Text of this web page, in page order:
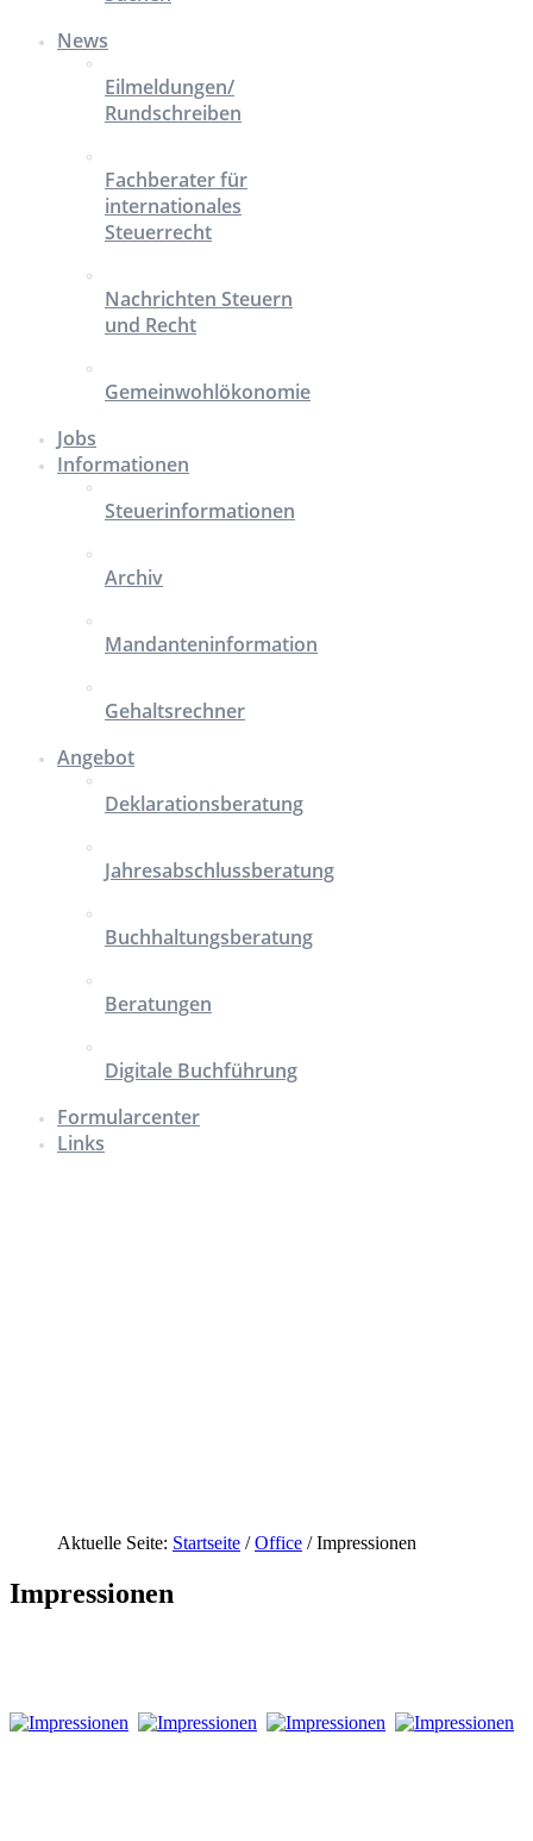
News
Eilmeldungen/
Rundschreiben
Fachberater für
internationales
Steuerrecht
Nachrichten Steuern
und Recht
Gemeinwohlökonomie
Jobs
Informationen
Steuerinformationen
Archiv
Mandanteninformation
Gehaltsrechner
Angebot
Deklarationsberatung
Jahresabschlussberatung
Buchhaltungsberatung
Beratungen
Digitale Buchführung
Formularcenter
Links
Aktuelle Seite: Startseite / Office / Impressionen
Impressionen